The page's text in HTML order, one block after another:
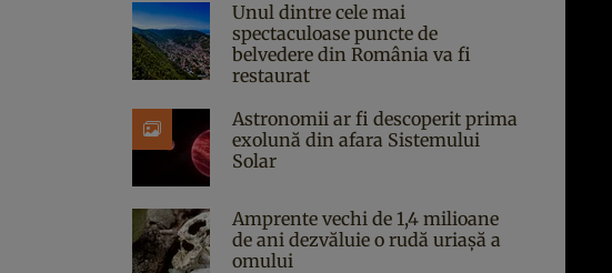
Unul dintre cele mai
spectaculoase puncte de
belvedere din România va fi
restaurat
Astronomii ar fi descoperit prima
exolună din afara Sistemului
Solar
Amprente vechi de 1,4 milioane
de ani dezvăluie o rudă uriașă a
omului